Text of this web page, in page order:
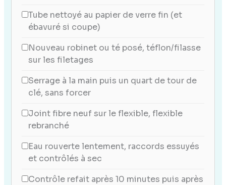
Tube nettoyé au papier de verre fin (et
ébavuré si coupe)
Nouveau robinet ou té posé, téflon/filasse
sur les filetages
Serrage à la main puis un quart de tour de
clé, sans forcer
Joint fibre neuf sur le flexible, flexible
rebranché
Eau rouverte lentement, raccords essuyés
et contrôlés à sec
Contrôle refait après 10 minutes puis après